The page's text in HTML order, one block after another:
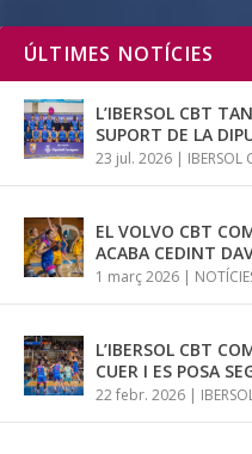
ÚLTIMES NOTÍCIES
L’IBERSOL CBT
SUPORT DE LA
23 jul. 2026 | IBERSOL
EL VOLVO CBT
ACABA CEDINT
1 març 2026 |
L’IBERSOL CBT
CUER I ES POSA
22 febr. 2026 |